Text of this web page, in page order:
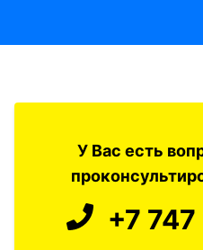
У Вас есть
+7